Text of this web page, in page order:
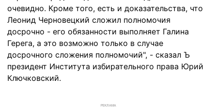
очевидно. Кроме того, есть и доказательства, что
Леонид Черновецкий сложил полномочия
досрочно - его обязанности выполняет Галина
Герега, а это возможно только в случае
досрочного сложения полномочий", - сказал Ъ
президент Института избирательного права Юрий
Ключковский.
РЕКЛАМА